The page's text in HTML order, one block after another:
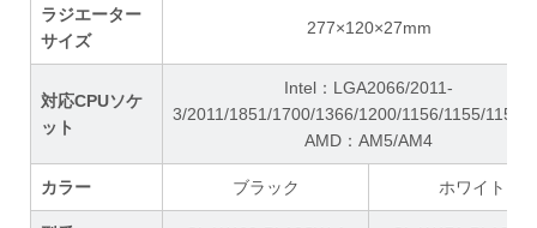
ラジエーター
サイズ
277×120×27mm
対応CPUソケ
ット
Intel：LGA2066/2011-
3/2011/1851/1700/1366/1200/1156/1155/1151/
AMD：AM5/AM4
カラー ブラック ホワイト